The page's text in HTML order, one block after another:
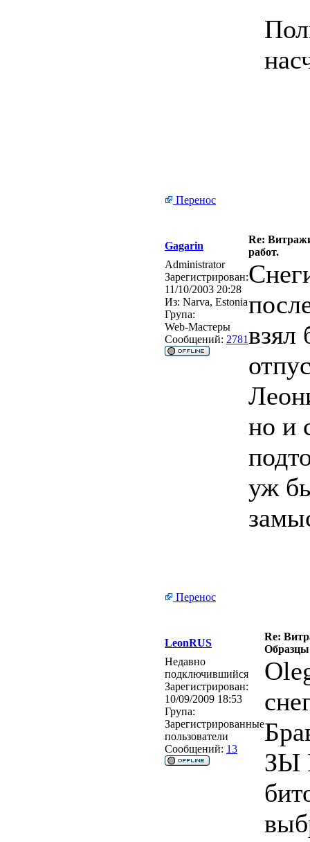
Перенос
Gagarin
Re:
работ.
Administrator
Зарегистрирован:
11/10/2003 20:28
Из: Narva, Estonia
Група:
Web-Мастеры
Сообщений: 2781взял
но и
уж
Перенос
LeonRUS
Re:
Образцы
Недавно
подключившийся
Зарегистрирован:
10/09/2009 18:53
Група:
Зарегистрированные
пользователи
Сообщений: 13
ЗЫ